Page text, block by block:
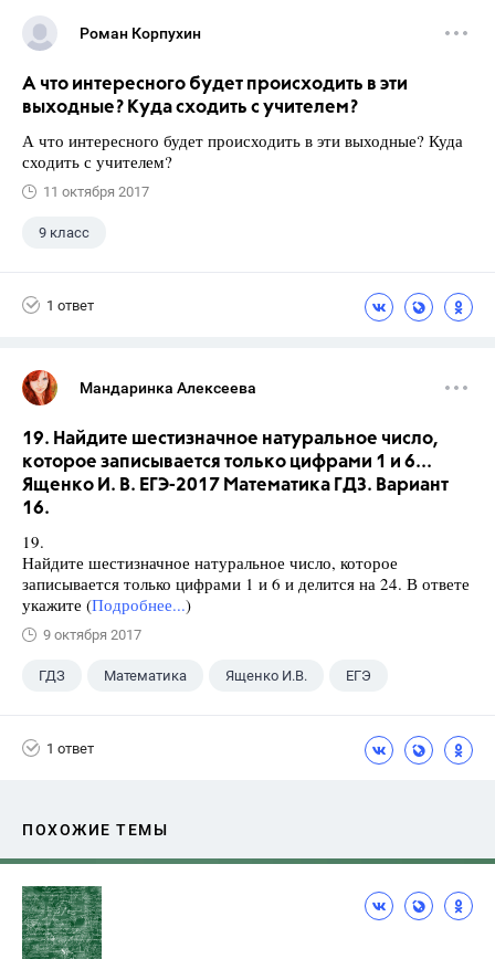
Роман Корпухин
А что интересного будет происходить в эти
выходные? Куда сходить с учителем?
А что интересного будет происходить в эти выходные? Куда
сходить с учителем?
11 октября 2017
9 класс
1 ответ
Мандаринка Алексеева
19. Найдите шестизначное натуральное число,
которое записывается только цифрами 1 и 6...
Ященко И. В. ЕГЭ-2017 Математика ГДЗ. Вариант
16.
19.
Найдите шестизначное натуральное число, которое
записывается только цифрами 1 и 6 и делится на 24. В ответе
укажите (Подробнее...)
9 октября 2017
ГДЗ Математика Ященко И.В. ЕГЭ
1 ответ
ПОХОЖИЕ ТЕМЫ